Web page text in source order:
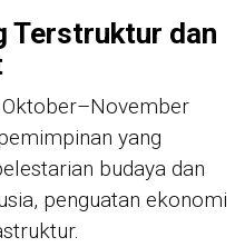
Terstruktur dan
yang
budaya dan
penguatan ekonomi